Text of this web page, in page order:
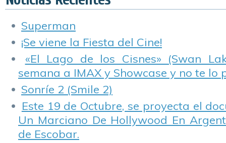
Superman
¡Se viene la Fiesta del Cine!
«El Lago de los Cisnes» (Swan
semana a IMAX y Showcase y no te lo
Sonríe 2 (Smile 2)
Este 19 de Octubre, se proyecta el
Un Marciano De Hollywood En
de Escobar.